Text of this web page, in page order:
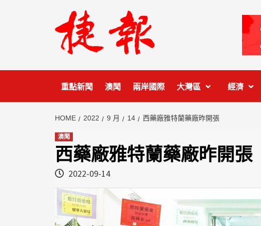
重點新聞 澳聞 兩岸國際 大灣區 經濟
HOME 2022 9 月 14 西藥廠雅特蘭藥廠昨開張
澳聞
西藥廠雅特蘭藥廠昨開張
2022-09-14